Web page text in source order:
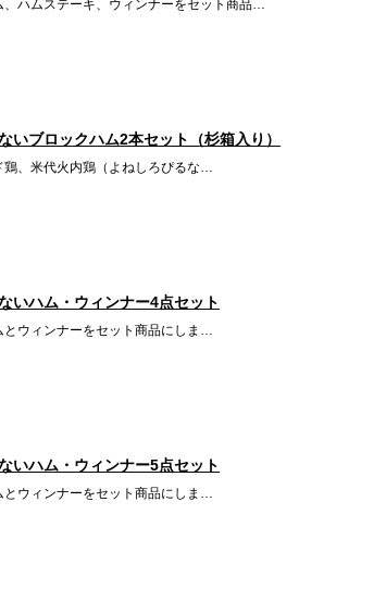
、ハムステーキ、ウィンナーをセット商品…
ブロックハム2本セット（杉箱入り）
鶏、米代火内鶏（よねしろぴるな…
ハム・ウィンナー4点セット
とウィンナーをセット商品にしま…
ハム・ウィンナー5点セット
とウィンナーをセット商品にしま…